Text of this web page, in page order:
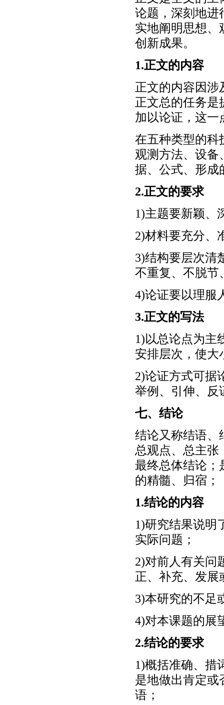
论题，深刻地进
实地阐明思想、
创新成果。
1.正文的内容
正文的内容因涉
正文总的任务是
加以论证，这一
在五种类型的科
观测方法、设备
据、公式、形成
2.正文的要求
1)主题要新颖、
2)材料要充分、
3)结构要层次清
不重复、不脱节
4)论证要以理服
3.正文的写法
1)以总论点为主
安排层次，使大
2)论证方式可据
举例、引伸、反
七、结论
结论又称结语、
总观点、总主张
最终总体结论；
的精髓、归宿；
1.结论的内容
1)研究结果说明
实际问题；
2)对前人有关问
正、补充、发展
3)本研究的不足
4)对本课题的展
2.结论的要求
1)概括准确、措
是地做出肯定或
语；